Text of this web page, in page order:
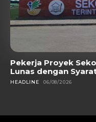
Pekerja Proyek
Lunas dengan
HEADLINE 06/08/2026